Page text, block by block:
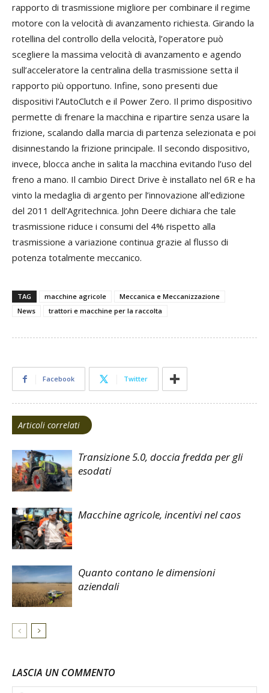
rapporto di trasmissione migliore per combinare il regime
motore con la velocità di avanzamento richiesta. Girando la
rotellina del controllo della velocità, l’operatore può
scegliere la massima velocità di avanzamento e agendo
sull’acceleratore la centralina della trasmissione setta il
rapporto più opportuno. Infine, sono presenti due
dispositivi l’AutoClutch e il Power Zero. Il primo dispositivo
permette di frenare la macchina e ripartire senza usare la
frizione, scalando dalla marcia di partenza selezionata e poi
disinnestando la frizione principale. Il secondo dispositivo,
invece, blocca anche in salita la macchina evitando l’uso del
freno a mano. Il cambio Direct Drive è installato nel 6R e ha
vinto la medaglia di argento per l’innovazione all’edizione
del 2011 dell’Agritechnica. John Deere dichiara che tale
trasmissione riduce i consumi del 4% rispetto alla
trasmissione a variazione continua grazie al flusso di
potenza totalmente meccanico.
TAG macchine agricole
Meccanica e Meccanizzazione
News
trattori e macchine per la raccolta
Facebook Twitter
Articoli correlati
Transizione 5.0, doccia fredda per gli
esodati
Macchine agricole, incentivi nel caos
Quanto contano le dimensioni
aziendali
LASCIA UN COMMENTO